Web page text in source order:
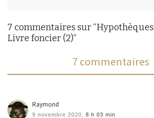
7 commentaires sur
Livre foncier (2)”
7 commentaires
Raymond
9 novembre 2020, 8 h 03 min